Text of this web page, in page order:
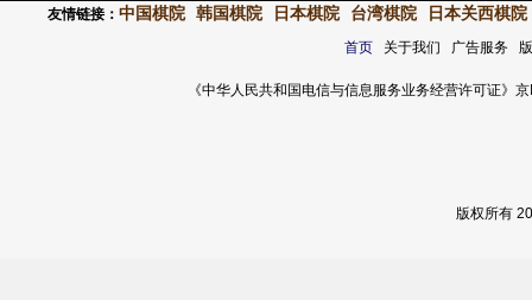
友情链接： 中国棋院 韩国棋院 日本棋院 台湾棋院 日本关西棋院
首页关于我们 广告服务
《中华人民共和国电信与信息服务业务经营许可证
版权所有